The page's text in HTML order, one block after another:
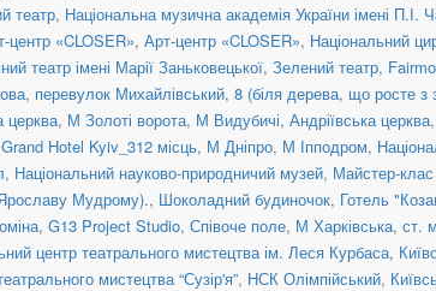
театр, Національна музична академія України імені П.І.
центр «CLOSER», Арт-центр «CLOSER», Національний
театр імені Марії Заньковецької, Зелений театр,
, перевулок Михайлівський, 8 (біля дерева, що росте з
церква, М Золоті ворота, М Видубичі, Андріївська церква,
Hotel Kyiv_312 місць, М Дніпро, М Іпподром,
, Національний науково-природничий музей, Майстер-
Мудрому)., Шоколадний будиночок, Готель
, G13 Project Studio, Співоче поле, М Харківська, ст.
центр театрального мистецтва ім. Леся Курбаса,
мистецтва “Сузір'я”, НСК Олімпійський,